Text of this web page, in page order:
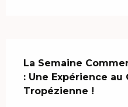
La Semaine
: Une Expérience
Tropézienne !